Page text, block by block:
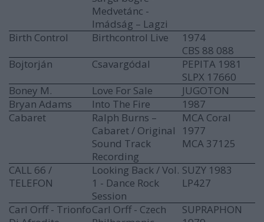
Medvetánc -
Imádság – Lagzi
Birth Control Birthcontrol Live
1974
CBS 88 088
Bojtorján
Csavargódal
PEPITA 1981
SLPX 17660
Boney M.
Love For Sale
JUGOTON
Bryan Adams
Into The Fire
1987
Cabaret
Ralph Burns ‎–
Cabaret / Original
Sound Track
Recording
MCA Coral
1977
MCA 37125
CALL 66 /
TELEFON
Looking Back / Vol.
1 - Dance Rock
Session
SUZY 1983
LP427
Carl Orff - TrionfoCarl Orff - Czech
SUPRAPHON